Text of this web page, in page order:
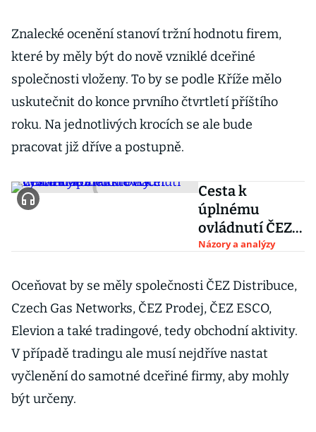
Znalecké ocenění stanoví tržní hodnotu firem,
které by měly být do nově vzniklé dceřiné
společnosti vloženy. To by se podle Kříže mělo
uskutečnit do konce prvního čtvrtletí příštího
roku. Na jednotlivých krocích se ale bude
pracovat již dříve a postupně.
Cesta k
úplnému
ovládnutí ČEZ
může stát
Rozhodne
třicet
vyvolených
Názory a analýzy
Oceňovat by se měly společnosti ČEZ Distribuce,
Czech Gas Networks, ČEZ Prodej, ČEZ ESCO,
Elevion a také tradingové, tedy obchodní aktivity.
V případě tradingu ale musí nejdříve nastat
vyčlenění do samotné dceřiné firmy, aby mohly
být určeny.